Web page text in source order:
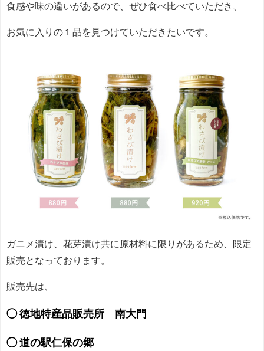
食感や味の違いがあるので、ぜひ食べ比べていただき、
お気に入りの１品を見つけていただきたいです。
ガニメ漬け、花芽漬け共に原材料に限りがあるため、限定
販売となっております。
販売先は、
◯ 徳地特産品販売所 南大門
◯ 道の駅仁保の郷